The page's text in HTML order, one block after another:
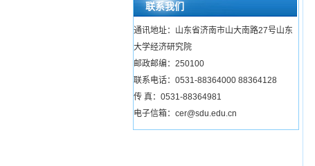
联系我们
通讯地址：山东省济南市山大南路27号山东
大学经济研究院
邮政邮编：250100
联系电话：0531-88364000 88364128
传 真：0531-88364981
电子信箱：cer@sdu.edu.cn